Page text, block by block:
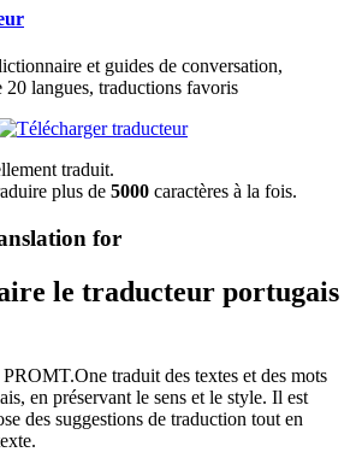
et guides de conversation,
20 langues, traductions favoris
traduit.
plus de 5000 caractères à la fois.
for
le traducteur portugais
traduit des textes et des mots
en préservant le sens et le style. Il est
des suggestions de traduction tout en